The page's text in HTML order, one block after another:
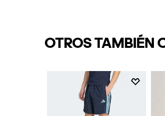
OTROS TAMBIÉN